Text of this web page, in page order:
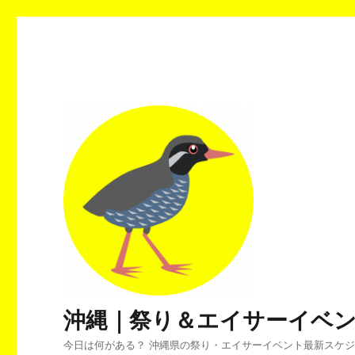
沖縄｜祭り＆エイサーイベ
今日は何がある？ 沖縄県の祭り・エイサーイベント最新スケジ